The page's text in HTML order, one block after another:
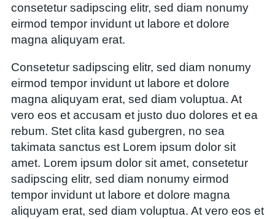
consetetur sadipscing elitr, sed diam nonumy
eirmod tempor invidunt ut labore et dolore
magna aliquyam erat.
Consetetur sadipscing elitr, sed diam nonumy
eirmod tempor invidunt ut labore et dolore
magna aliquyam erat, sed diam voluptua. At
vero eos et accusam et justo duo dolores et ea
rebum. Stet clita kasd gubergren, no sea
takimata sanctus est Lorem ipsum dolor sit
amet. Lorem ipsum dolor sit amet, consetetur
sadipscing elitr, sed diam nonumy eirmod
tempor invidunt ut labore et dolore magna
aliquyam erat, sed diam voluptua. At vero eos et